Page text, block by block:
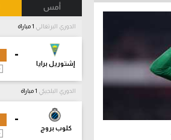
أمس
الدوري البرتغالي
-
إشتوريل برايا
الدوري البلجيكي
-
كلوب بروج